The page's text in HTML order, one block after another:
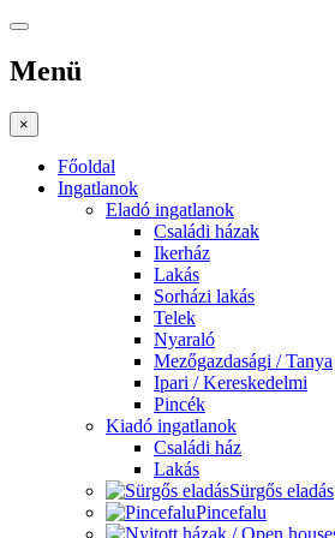
Menü
×
Főoldal
Ingatlanok
Eladó ingatlanok
Családi házak
Ikerház
Lakás
Sorházi lakás
Telek
Nyaraló
Mezőgazdasági / Tanya
Ipari / Kereskedelmi
Pincék
Kiadó ingatlanok
Családi ház
Lakás
Sürgős eladás
Pincefalu